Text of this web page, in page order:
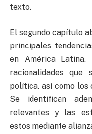
texto.
El segundo capítulo
principales
en América Latina.
racionalidades que
política, así como los
Se identifican
relevantes y las
estos mediante